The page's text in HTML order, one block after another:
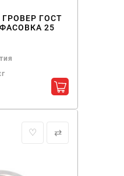
ГОСТ
25
Добавить в
♡ ⇄